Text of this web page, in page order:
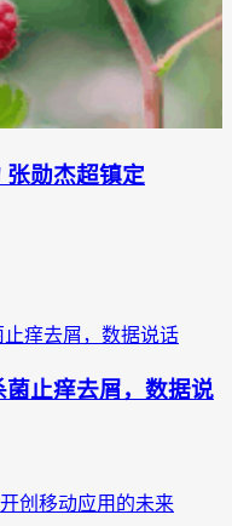
勋杰超镇定
止痒去屑，数据说